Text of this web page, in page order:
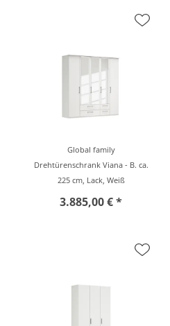
Global family
Drehtürenschrank Viana - B. ca.
225 cm, Lack, Weiß
3.885,00 € *